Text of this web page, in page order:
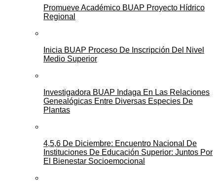
Promueve Académico BUAP Proyecto Hídrico
Regional
Inicia BUAP Proceso De Inscripción Del Nivel
Medio Superior
Investigadora BUAP Indaga En Las Relaciones
Genealógicas Entre Diversas Especies De
Plantas
4,5,6 De Diciembre: Encuentro Nacional De
Instituciones De Educación Superior: Juntos Por
El Bienestar Socioemocional